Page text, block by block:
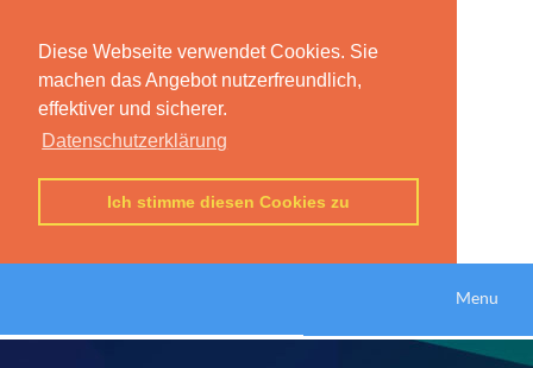
Diese Webseite verwendet Cookies. Sie
machen das Angebot nutzerfreundlich,
effektiver und sicherer.
Datenschutzerklärung
Ich stimme diesen Cookies zu
Menu